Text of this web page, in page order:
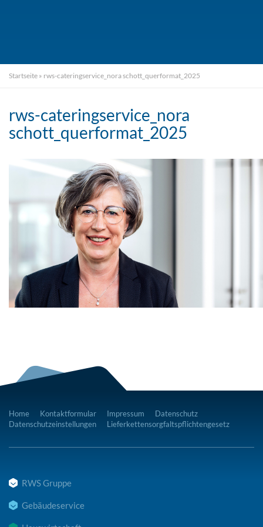
Startseite » rws-cateringservice_nora schott_querformat_2025
rws-cateringservice_nora
schott_querformat_2025
Home Kontaktformular Impressum
Datenschutz
Datenschutzeinstellungen
Lieferkettensorgfaltspflichtengesetz
RWS Gruppe
Gebäudeservice